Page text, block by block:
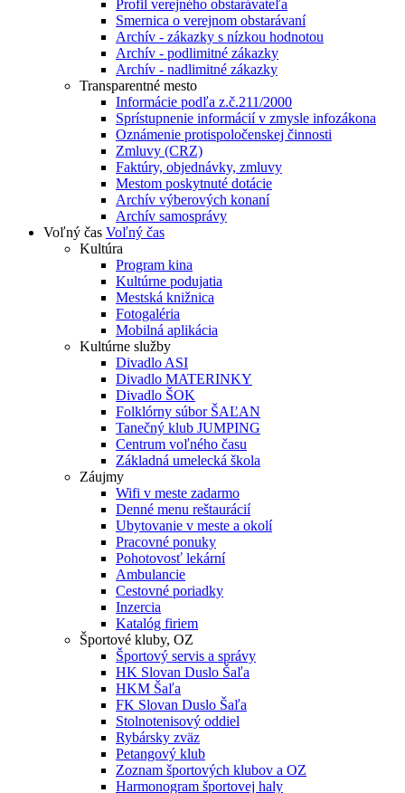
Profil verejného obstarávateľa
Smernica o verejnom obstarávaní
Archív - zákazky s nízkou hodnotou
Archív - podlimitné zákazky
Archív - nadlimitné zákazky
Transparentné mesto
Informácie podľa z.č.211/2000
Sprístupnenie informácií v zmysle infozákona
Oznámenie protispoločenskej činnosti
Zmluvy (CRZ)
Faktúry, objednávky, zmluvy
Mestom poskytnuté dotácie
Archív výberových konaní
Archív samosprávy
Voľný čas Voľný čas
Kultúra
Program kina
Kultúrne podujatia
Mestská knižnica
Fotogaléria
Mobilná aplikácia
Kultúrne služby
Divadlo ASI
Divadlo MATERINKY
Divadlo ŠOK
Folklórny súbor ŠAĽAN
Tanečný klub JUMPING
Centrum voľného času
Základná umelecká škola
Záujmy
Wifi v meste zadarmo
Denné menu reštaurácií
Ubytovanie v meste a okolí
Pracovné ponuky
Pohotovosť lekární
Ambulancie
Cestovné poriadky
Inzercia
Katalóg firiem
Športové kluby, OZ
Športový servis a správy
HK Slovan Duslo Šaľa
HKM Šaľa
FK Slovan Duslo Šaľa
Stolnotenisový oddiel
Rybársky zväz
Petangový klub
Zoznam športových klubov a OZ
Harmonogram športovej haly